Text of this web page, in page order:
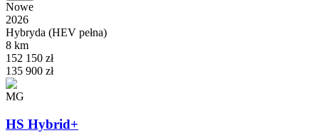
Nowe
2026
Hybryda (HEV pełna)
8 km
152 150 zł
135 900 zł
MG
HS Hybrid+